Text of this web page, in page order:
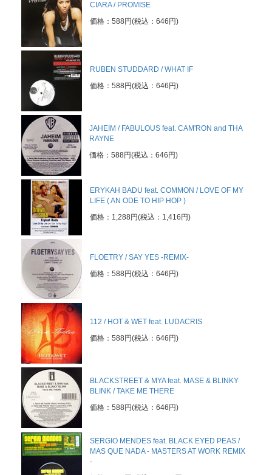
CIARA / PROMISE
価格：588円(税込：646円)
RUBEN STUDDARD / WHAT IF
価格：588円(税込：646円)
JAHEIM / FABULOUS feat. CAM'RON and THA
RAYNE
価格：588円(税込：646円)
ERYKAH BADU feat. COMMON / LOVE OF MY
LIFE ( AN ODE TO HIP HOP )
価格：1,288円(税込：1,416円)
FLOETRY / SAY YES -REMIX-
価格：588円(税込：646円)
112 / HOT & WET feat. LUDACRIS
価格：588円(税込：646円)
BLACKSTREET & MYA feat. MASE & BLINKY
BLINK / TAKE ME THERE
価格：588円(税込：646円)
SERGIO MENDES feat. BLACK EYED PEAS /
MAS QUE NADA - MASTERS AT WORK REMIX
-